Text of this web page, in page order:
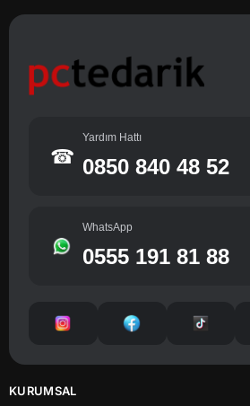
☎
Yardım Hattı
0850 840 48 52
WhatsApp
0555 191 81 88
KURUMSAL